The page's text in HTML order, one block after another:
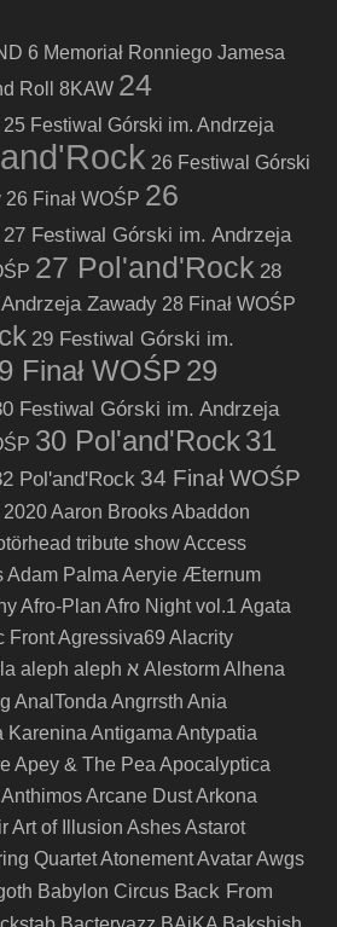
6 Memoriał Ronniego Jamesa
Roll
8KAW 24
25 Festiwal Górski im. Andrzeja
26 Festiwal Górski
26 Finał WOŚP 26
27 Festiwal Górski im. Andrzeja
27 Pol'and'Rock 28
Zawady 28 Finał WOŚP
29 Festiwal Górski im.
Finał WOŚP 29
Festiwal Górski im. Andrzeja
30 Pol'and'Rock31
Pol'and'Rock 34 Finał WOŚP
2020Aaron BrooksAbaddon
tribute showAccess
Adam Palma Aeryie Æternum
Afro-Plan Afro Night vol.1 Agata
FrontAgressiva69 Alacrity
aleph aleph א AlestormAlhena
AnalTonda Angrrsth Ania
Karenina Antigama Antypatia
Apey & The Pea Apocalyptica
Arcane DustArkona
Art of Illusion AshesAstarot
QuartetAtonementAvatarAwgs
Babylon Circus Back From